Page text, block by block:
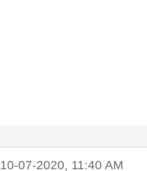
10-07-2020, 11:40 AM